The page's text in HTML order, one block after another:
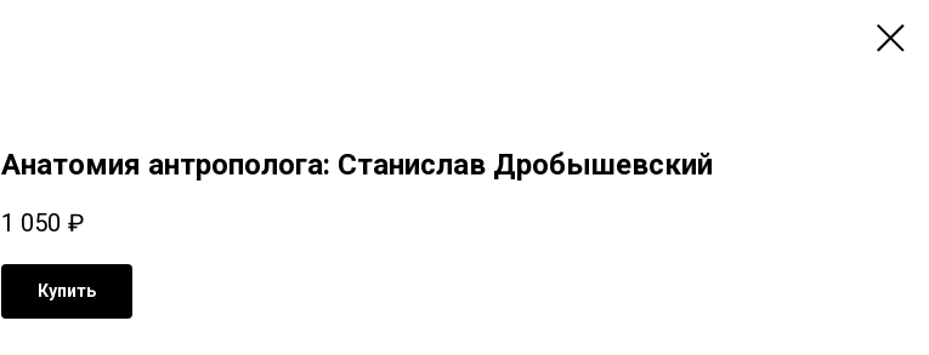
Анатомия антрополога: Станислав Дробышевский
1 050 ₽
Купить